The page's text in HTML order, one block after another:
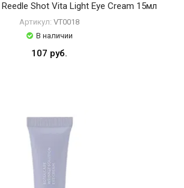
Shot Vita Light Eye Cream 15мл
Артикул: VT0018
В наличии
107 руб.